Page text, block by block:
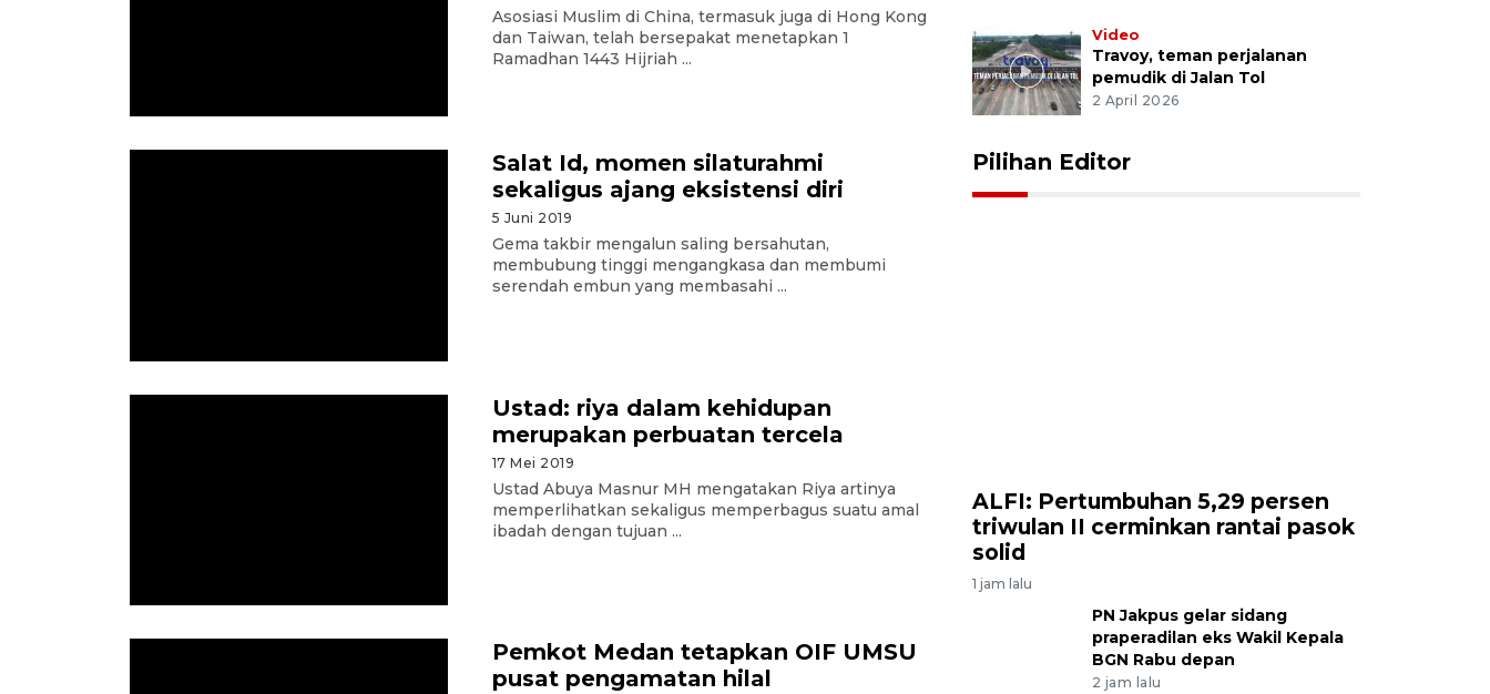
Asosiasi Muslim di China, termasuk juga di Hong Kong
dan Taiwan, telah bersepakat menetapkan 1
Ramadhan 1443 Hijriah ...
Salat Id, momen silaturahmi
sekaligus ajang eksistensi diri
5 Juni 2019
Gema takbir mengalun saling bersahutan,
membubung tinggi mengangkasa dan membumi
serendah embun yang membasahi ...
Ustad: riya dalam kehidupan
merupakan perbuatan tercela
17 Mei 2019
Ustad Abuya Masnur MH mengatakan Riya artinya
memperlihatkan sekaligus memperbagus suatu amal
ibadah dengan tujuan ...
Pemkot Medan tetapkan OIF UMSU
pusat pengamatan hilal
Video
Travoy, teman perjalanan
pemudik di Jalan Tol
2 April 2026
Pilihan Editor
ALFI: Pertumbuhan 5,29 persen
triwulan II cerminkan rantai pasok
solid
1 jam lalu
PN Jakpus gelar sidang
praperadilan eks Wakil Kepala
BGN Rabu depan
2 jam lalu